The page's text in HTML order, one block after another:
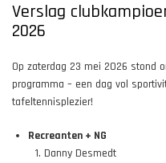
Verslag
2026
Op zaterdag 23 mei 2026 stond
programma – een dag vol
tafeltennisplezier!
Recreanten + NG
Danny Desmedt